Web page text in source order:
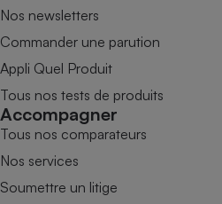
Nos newsletters
Commander une parution
Appli Quel Produit
Tous nos tests de produits
Accompagner
Tous nos comparateurs
Nos services
Soumettre un litige